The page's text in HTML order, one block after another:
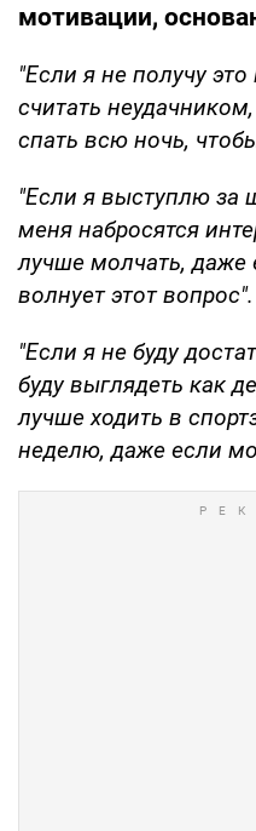
мотивации,
"Если я не получу
считать
спать всю ночь,
"Если я выступлю за
меня набросятся
лучше молчать, даже
волнует этот вопрос".
"Если я не буду
буду выглядеть как
лучше ходить в
неделю, даже если